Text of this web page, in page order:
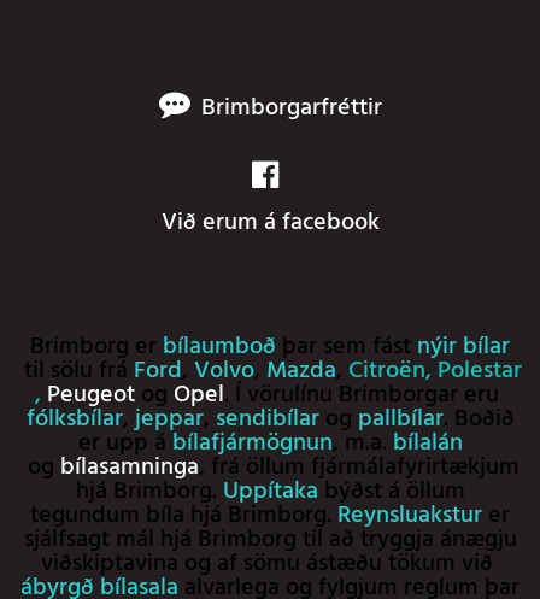
Brimborgarfréttir
Við erum á facebook
Brimborg er bílaumboð þar sem fást nýir bílar
til sölu frá Ford, Volvo, Mazda, Citroën,Polestar
, Peugeotog Opel. Í vörulínu Brimborgar eru
fólksbílar,jeppar, sendibílarog pallbílar. Boðið
er upp ábílafjármögnun, m.a. bílalán
og bílasamninga, frá öllum fjármálafyrirtækjum
hjá Brimborg. Uppítakabýðst á öllum
tegundum bíla hjá Brimborg. Reynsluaksturer
sjálfsagt mál hjá Brimborg til að tryggja ánægju
viðskiptavina og af sömu ástæðu tökum við
ábyrgð bílasala alvarlega og fylgjum reglum þar